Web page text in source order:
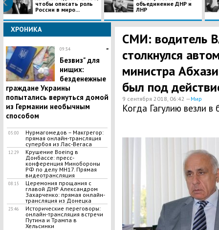
чтобы описать роль
России в миро...
объединение ДНР и
ЛНР
ХРОНИКА
09:34
"
Безвиз" для
нищих:
безденежные
граждане Украины
попытались вернуться домой
из Германии необычным
способом
05:00
Нурмагомедов – Макгрегор:
прямая онлайн-трансляция
супербоя из Лас-Вегаса
12:29
Крушение Boeing в
Донбассе: пресс-
конференция Минобороны
РФ по делу МН17. Прямая
видеотрансляция
08:15
Церемония прощания с
главой ДНР Александром
Захарченко: прямая онлайн-
трансляция из Донецка
23:46
Исторические переговоры:
онлайн-трансляция встречи
Путина и Трампа в
Хельсинки
СМИ: водитель
столкнулся
министра
был под
9 сентября 2018, 06:42 —Мир
Когда Гагулию везли